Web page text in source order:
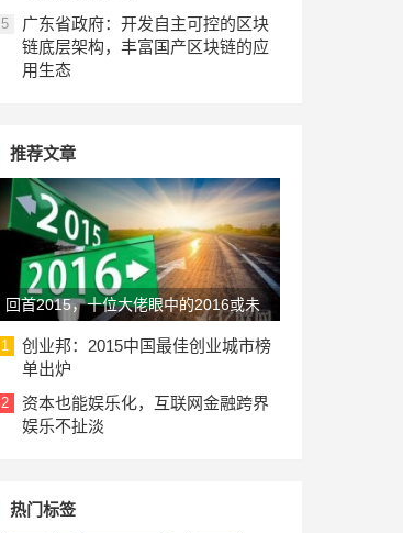
5
广东省政府：开发自主可控的区块
链底层架构，丰富国产区块链的应
用生态
推荐文章
回首2015，十位大佬眼中的2016或未
来的创业趋势
1
创业邦：2015中国最佳创业城市榜
单出炉
2
资本也能娱乐化，互联网金融跨界
娱乐不扯淡
热门标签